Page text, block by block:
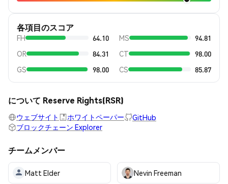
各項目のスコア
FH 64.10 MS
94.81
OR
84.31 CT
98.00
GS
98.00 CS 85.87
について Reserve Rights(RSR)
ウェブサイト ホワイトペーパー
GitHub
ブロックチェーン Explorer
チームメンバー
Matt Elder Nevin Freeman